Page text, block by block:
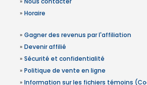
» Horaire
» Gagner des revenus par l'affiliation
» Devenir affilié
» Sécurité et confidentialité
» Politique de vente en ligne
» Information sur les fichiers témoins